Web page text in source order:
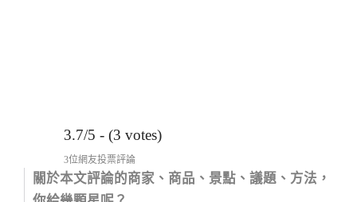
3.7/5 - (3 votes)
3位網友投票評論
關於本文評論的商家、商品、景點、議題、方法，